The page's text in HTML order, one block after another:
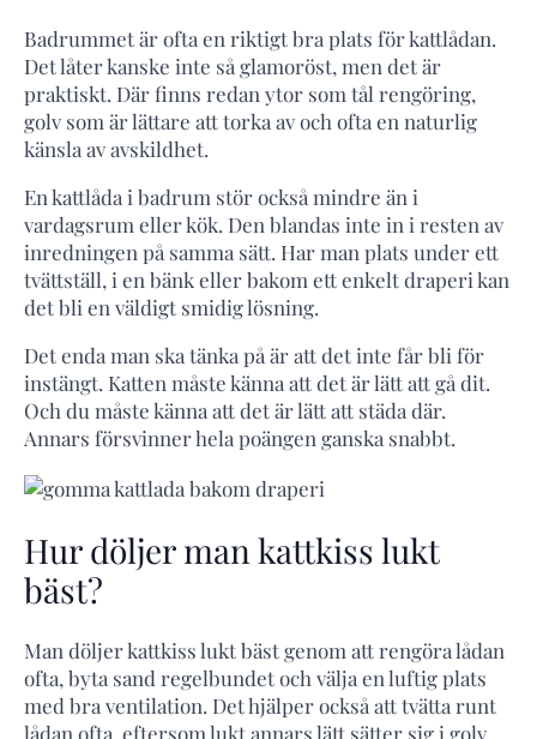
Badrummet är ofta en riktigt bra plats för kattlådan.
Det låter kanske inte så glamoröst, men det är
praktiskt. Där finns redan ytor som tål rengöring,
golv som är lättare att torka av och ofta en naturlig
känsla av avskildhet.
En kattlåda i badrum stör också mindre än i
vardagsrum eller kök. Den blandas inte in i resten av
inredningen på samma sätt. Har man plats under ett
tvättställ, i en bänk eller bakom ett enkelt draperi kan
det bli en väldigt smidig lösning.
Det enda man ska tänka på är att det inte får bli för
instängt. Katten måste känna att det är lätt att gå dit.
Och du måste känna att det är lätt att städa där.
Annars försvinner hela poängen ganska snabbt.
Hur döljer man kattkiss lukt
bäst?
Man döljer kattkiss lukt bäst genom att rengöra lådan
ofta, byta sand regelbundet och välja en luftig plats
med bra ventilation. Det hjälper också att tvätta runt
lådan ofta, eftersom lukt annars lätt sätter sig i golv